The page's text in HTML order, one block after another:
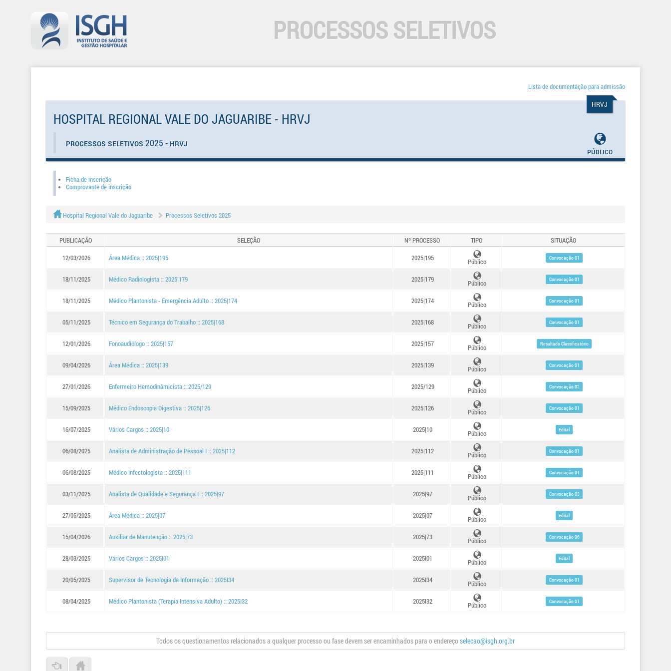
PROCESSOS SELETIVOS
Lista de documentação para admissão
HOSPITAL REGIONAL VALE DO JAGUARIBE - HRVJ
Processos Seletivos 2025 - HRVJ
Público
HRVJ
Ficha de inscrição
Comprovante de inscrição
Hospital Regional Vale do Jaguaribe Processos Seletivos 2025
PUBLICAÇÃO SELEÇÃO Nº PROCESSO TIPO SITUAÇÃO
12/03/2026 Área Médica :: 2025|195 2025|195 Público Convocação 01
18/11/2025 Médico Radiologista :: 2025|179 2025|179 Público Convocação 01
18/11/2025 Médico Plantonista - Emergência Adulto :: 2025|174 2025|174 Público Convocação 01
05/11/2025 Técnico em Segurança do Trabalho :: 2025|168 2025|168 Público Convocação 01
12/01/2026 Fonoaudiólogo :: 2025|157 2025|157 Público Resultado Classificatório
09/04/2026 Área Médica :: 2025|139 2025|139 Público Convocação 01
27/01/2026 Enfermeiro Hemodinâmicista :: 2025/129 2025/129 Público Convocação 02
15/09/2025 Médico Endoscopia Digestiva :: 2025|126 2025|126 Público Convocação 01
16/07/2025 Vários Cargos :: 2025|10 2025|10 Público Edital
06/08/2025 Analista de Administração de Pessoal I :: 2025|112 2025|112 Público Convocação 01
06/08/2025 Médico Infectologista :: 2025|111 2025|111 Público Convocação 01
03/11/2025 Analista de Qualidade e Segurança I :: 2025|97 2025|97 Público Convocação 03
27/05/2025 Área Médica :: 2025|07 2025|07 Público Edital
15/04/2026 Auxiliar de Manutenção :: 2025|73 2025|73 Público Convocação 06
28/03/2025 Vários Cargos :: 2025I01 2025I01 Público Edital
20/05/2025 Supervisor de Tecnologia da Informação :: 2025I34 2025I34 Público Convocação 01
08/04/2025 Médico Plantonista (Terapia Intensiva Adulto) :: 2025I32 2025I32 Público Convocação 01
Todos os questionamentos relacionados a qualquer processo ou fase devem ser encaminhados para o endereçoselecao@isgh.org.br